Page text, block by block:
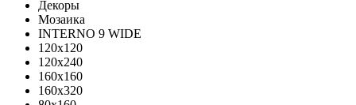
Декоры
Мозаика
INTERNO 9 WIDE
120x120
120x240
160x160
160x320